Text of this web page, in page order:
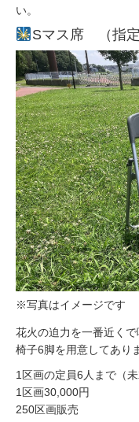
い。
Sマス席 （指定
※写真はイメージです
花火の迫力を一番近く
椅子6脚を用意してあり
1区画の定員6人まで（
1区画30,000円
250区画販売